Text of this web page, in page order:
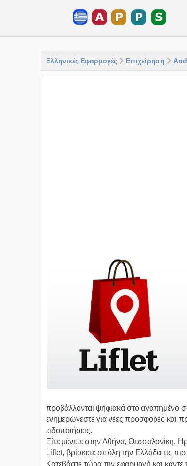
Ελληνικές Εφαρμογές Επιχείρηση
προβάλλονται ψηφιακά στο αγαπημένο
ενημερώνεστε για νέες προσφορές και
ειδοποιήσεις.
Είτε μένετε στην Αθήνα, Θεσσαλονίκη,
Liflet, βρίσκετε σε όλη την Ελλάδα τις
Κατεβάστε τώρα την εφαρμογή και κάντε